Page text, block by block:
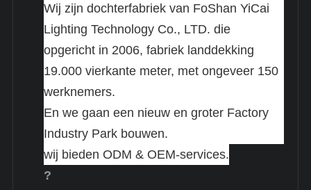
Wij zijn dochterfabriek van FoShan YiCai
Lighting Technology Co., LTD. die
opgericht in 2006, fabriek landdekking
19.000 vierkante meter, met ongeveer 150
werknemers.
En we gaan een nieuw en groter Factory
Industry Park bouwen.
wij bieden ODM & OEM-services.
?